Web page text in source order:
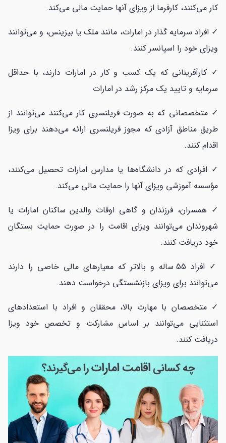
کار می‌کنند، کارفرما از ویزای آنها حمایت مالی می‌کند.
✓ افراد سرمایه گذار در امارات، مانند ملک یا بیزینس، و می‌توانند
ویزای خود را اسپانسر کنند.
✓ کارآفرینانی که یک کسب و کار در امارات دارند، با حداقل
سرمایه و تایید یک مرکز رشد در امارات
✓ متخصصانی که به صورت فریلنسری کار می‌کنند می‌توانند از
طریق مناطق آزادی که مجوز فریلنسری ارائه می‌دهند برای ویزا
اقدام کنند.
✓ افرادی که در دانشگاه‌ها یا مدارس امارات تحصیل می‌کنند،
مؤسسه آموزشی ویزای آنها را حمایت مالی می‌کند.
✓ همسران، فرزندان و گاهی اوقات والدین ساکنان امارات یا
شهروندان می‌توانند ویزای اقامت را در صورت حمایت بستگان
خود دریافت کنند.
✓ افراد 55 ساله و بالاتر که معیارهای مالی خاصی را دارند
می‌توانند برای ویزای بازنشستگی درخواست دهند.
✓ متخصصان با مهارت بالا، محققان و افراد با استعدادهای
استثنایی می‌توانند بر اساس مشارکت و تخصص خود ویزا
دریافت کنند.